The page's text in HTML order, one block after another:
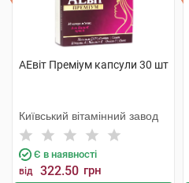
АЕвіт Преміум капсули 30 шт
Київський вітамінний завод
Є в наявності
від 322.50 грн